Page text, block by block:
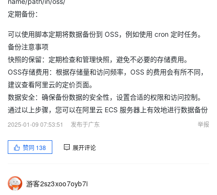
定期备份：
可以使用脚本定期将数据备份到 OSS，例如使用 cron 定时任务。
备份注意事项
快照的保留：定期检查和管理快照，避免不必要的存储费用。
OSS存储费用：根据存储量和访问频率，OSS 的费用会有所不同，
建议查看阿里云的定价页面。
数据安全：确保备份数据的安全性，设置合适的权限和访问控制。
通过以上步骤，您可以在阿里云 ECS 服务器上有效地进行数据备份
2025-01-09 07:53:51
发布于广东 举报
赞同 138 展开评论
游客2sz3xoo7oyb7i